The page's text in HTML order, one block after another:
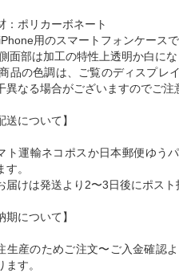
：ポリカーボネート
用のスマートフォンケースで
面部は加工の特性上透明か白にな
品の色調は、ご覧のディスプレ
異なる場合がございますのでご注
送について】
ト運輸ネコポスか日本郵便ゆう
す。
届けは発送より2〜3日後にポスト
期について】
生産のためご注文〜ご入金確認
ます。